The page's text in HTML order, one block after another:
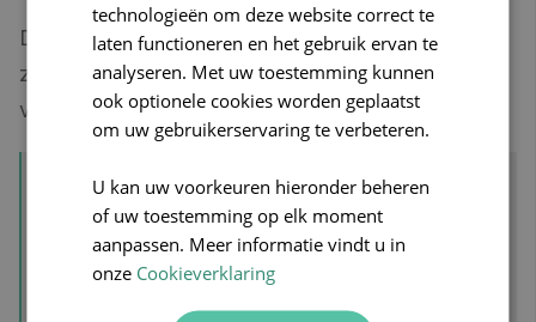
Dat geeft de huisarts opnieuw de ruimte om
zonder onderbrekingenconsultatiesuit te
voeren.
"Een dokter die minder
opgejaagd is, kan zijn
patiënt veel beter
helpen."
FRENCH
technologieën om deze website correct te
laten functioneren en het gebruik ervan te
analyseren. Met uw toestemming kunnen
ook optionele cookies worden geplaatst
om uw gebruikerservaring te verbeteren.
U kan uw voorkeuren hieronder beheren
of uw toestemming op elk moment
aanpassen. Meer informatie vindt u in
onze Cookieverklaring